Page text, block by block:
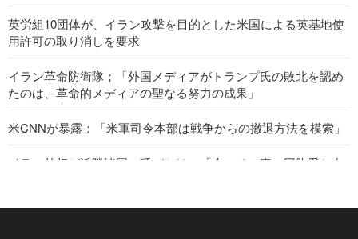
英労組10団体が、イラン攻撃を目的とした米国による英基地使
用許可の取り消しを要求
イラン革命防衛隊；「外国メディアがトランプ氏の敗北を認め
たのは、革命的メディアの聖なる努力の成果」
米CNNが暴露：「米軍司令本部は戦争からの撤退方法を模索」
イラン外相が近隣諸国に呼びかけ；「今こそ、真の同胞愛と自